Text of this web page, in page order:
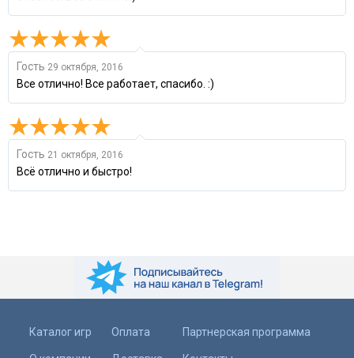
Гость 29 октября, 2016
Все отлично! Все работает, спасибо. :)
Гость 21 октября, 2016
Всё отлично и быстро!
Каталог игр Оплата Партнерская программа